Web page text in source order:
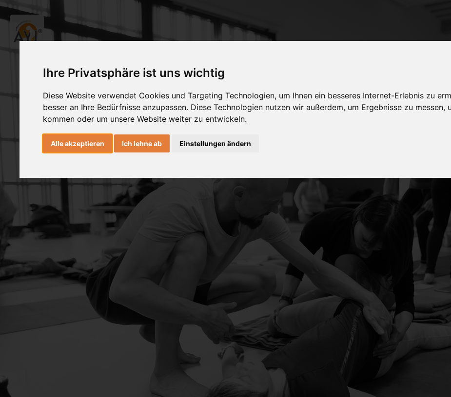
Ihre Privatsphäre ist uns wichtig
Diese Website verwendet Cookies und Targeting Technologien, um Ihnen ein besseres Internet-Erlebnis zu
besser an Ihre Bedürfnisse anzupassen. Diese Technologien nutzen wir außerdem, um Ergebnisse zu messen,
kommen oder um unsere Website weiter zu entwickeln.
Alle akzeptieren Ich lehne ab Einstellungen ändern